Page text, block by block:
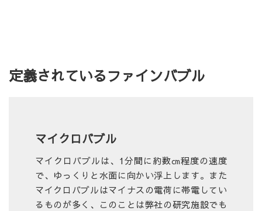
定義されているファインバブル
マイクロバブル
マイクロバブルは、1分間に約数㎝程度の速度
で、ゆっくりと水面に向かい浮上します。また
マイクロバブルはマイナスの電荷に帯電してい
るものが多く、このことは弊社の研究施設でも